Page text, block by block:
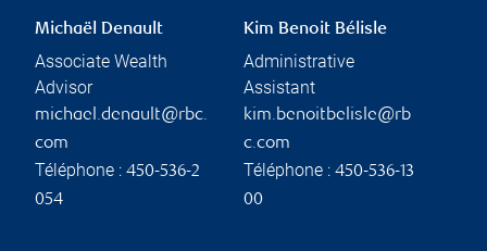
Michaël Denault
Associate Wealth
Advisor
michael.denault@rbc.
com
Téléphone : 450-536-2
054
Kim Benoit Bélisle
Administrative
Assistant
kim.benoitbelisle@rb
c.com
Téléphone : 450-536-13
00